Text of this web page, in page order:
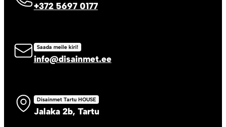
+372 5697 0177
Saada meile kiri!
info@disainmet.ee
Disainmet Tartu HOUSE
Jalaka 2b, Tartu